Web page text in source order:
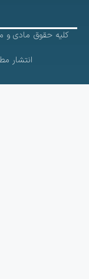
کلیه حقوق مادی و
انتشار